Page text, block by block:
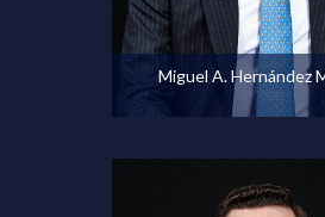
Miguel A. Hernández
Ver perfil